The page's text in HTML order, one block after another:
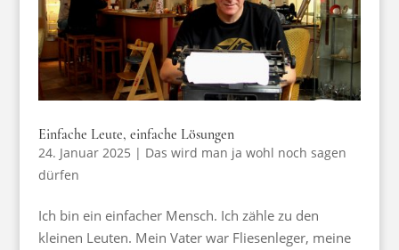
Einfache Leute, einfache Lösungen
24. Januar 2025 | Das wird man ja wohl noch sagen
dürfen
Ich bin ein einfacher Mensch. Ich zähle zu den
kleinen Leuten. Mein Vater war Fliesenleger, meine